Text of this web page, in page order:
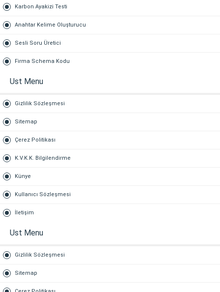
Karbon Ayakizi Testi
Anahtar Kelime Oluşturucu
Sesli Soru Üretici
Firma Schema Kodu
Ust Menu
Gizlilik Sözleşmesi
Sitemap
Çerez Politikası
K.V.K.K. Bilgilendirme
Künye
Kullanıcı Sözleşmesi
İletişim
Ust Menu
Gizlilik Sözleşmesi
Sitemap